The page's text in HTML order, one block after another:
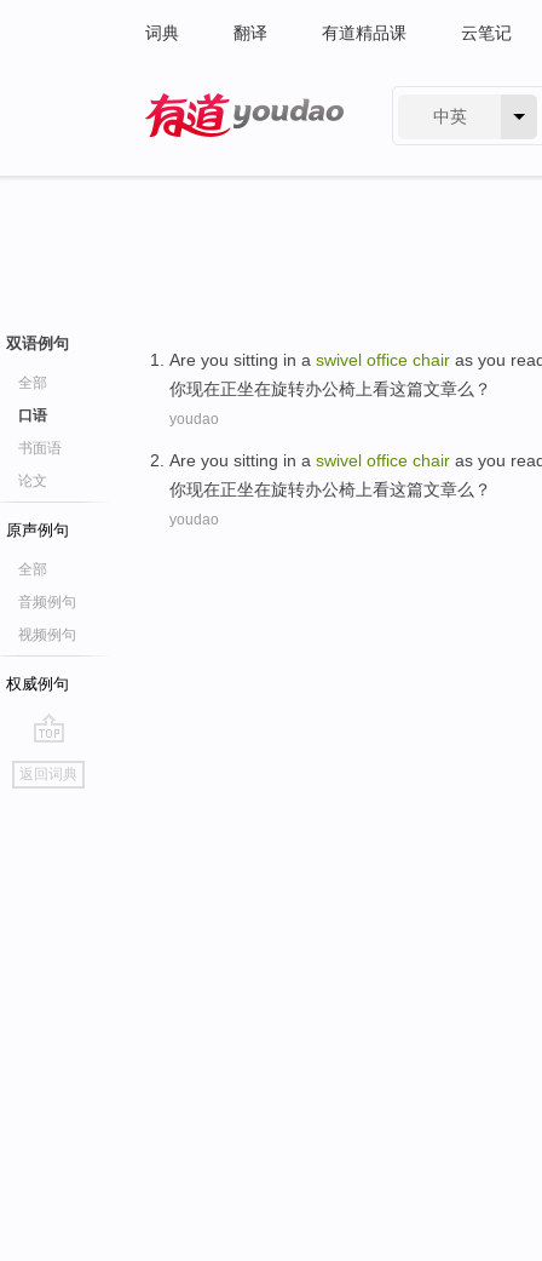
词典 翻译 有道精品课 云笔记
中英
双语例句
全部
口语
书面语
论文
原声例句
全部
音频例句
视频例句
权威例句
go
top
返回词典
Are you sitting in a swivel office chair as you
你现在正坐在旋转办公椅上看这篇文章么？
youdao
Are you sitting in a swivel office chair as you
你现在正坐在旋转办公椅上看这篇文章么？
youdao